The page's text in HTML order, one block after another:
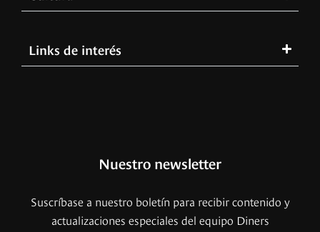
Links de interés
Nuestro newsletter
Suscríbase a nuestro boletín para recibir contenido y
actualizaciones especiales del equipo Diners